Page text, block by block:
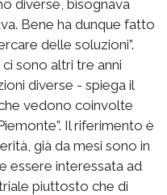
diverse, bisognava
Bene ha dunque fatto
delle soluzioni”.
sono altri tre anni
diverse - spiega il
vedono coinvolte
Il riferimento è
già da mesi sono in
essere interessata ad
piuttosto che di